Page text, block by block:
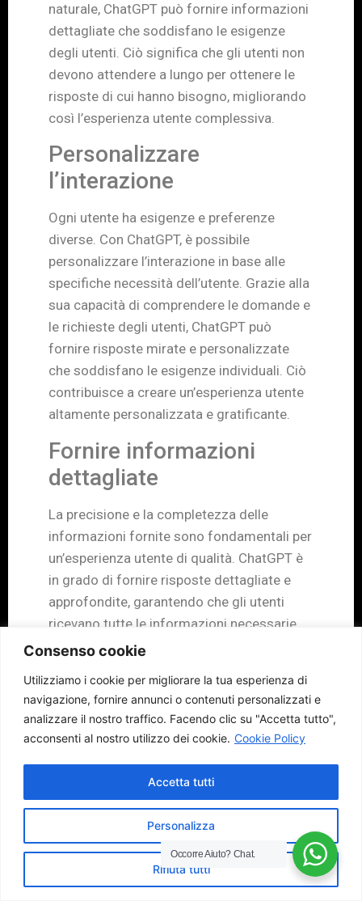
Consenso cookie
Utilizziamo i cookie per migliorare la tua esperienza di
navigazione, fornire annunci o contenuti personalizzati e
analizzare il nostro traffico. Facendo clic su "Accetta tutto",
acconsenti al nostro utilizzo dei cookie. Cookie Policy
Personalizza
Rifiuta tutti
Accetta tutti
naturale, ChatGPT può fornire informazioni
dettagliate che soddisfano le esigenze
degli utenti. Ciò significa che gli utenti non
devono attendere a lungo per ottenere le
risposte di cui hanno bisogno, migliorando
così l’esperienza utente complessiva.
Personalizzare
l’interazione
Ogni utente ha esigenze e preferenze
diverse. Con ChatGPT, è possibile
personalizzare l’interazione in base alle
specifiche necessità dell’utente. Grazie alla
sua capacità di comprendere le domande e
le richieste degli utenti, ChatGPT può
fornire risposte mirate e personalizzate
che soddisfano le esigenze individuali. Ciò
contribuisce a creare un’esperienza utente
altamente personalizzata e gratificante.
Fornire informazioni
dettagliate
La precisione e la completezza delle
informazioni fornite sono fondamentali per
un’esperienza utente di qualità. ChatGPT è
in grado di fornire risposte dettagliate e
approfondite, garantendo che gli utenti
ricevano tutte le informazioni necessarie
per soddisfare le proprie esigenze. Con la
di generare testo coerente e accurato,
ChatGPT può offrire una conoscenza
approfondita e affidabile.
Migliorare la velocità delle risposte
Personalizzare l’interazione
Fornire informazioni dettagliate
Nel complesso, utilizzare ChatGPT può
contribuire a migliorare l’esperienza utente
offrendo risposte rapide, personalizzate e
Occorre Aiuto?Chat.